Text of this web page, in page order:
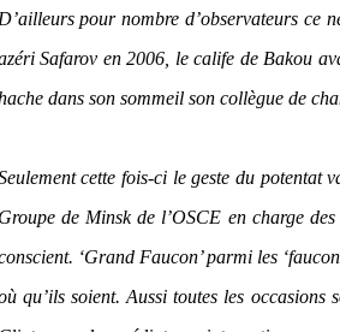
D’ailleurs pour nombre d’observateurs ce
Safarov en 2006, le calife de Bakou
dans son sommeil son collègue de
cette fois-ci le geste du potentat
Groupe de Minsk de l’OSCE en charge
‘Grand Faucon’ parmi les
qu’ils soient. Aussi toutes les